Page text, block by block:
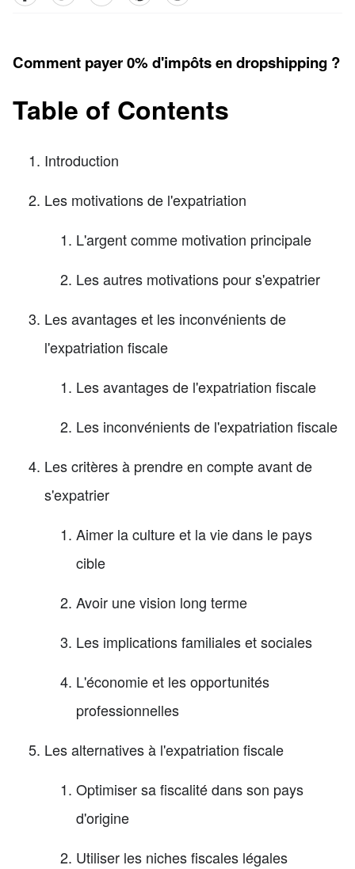
Comment payer 0% d'impôts en dropshipping ?
Table of Contents
Introduction
Les motivations de l'expatriation
L'argent comme motivation principale
Les autres motivations pour s'expatrier
Les avantages et les inconvénients de
l'expatriation fiscale
Les avantages de l'expatriation fiscale
Les inconvénients de l'expatriation fiscale
Les critères à prendre en compte avant de
s'expatrier
Aimer la culture et la vie dans le pays
cible
Avoir une vision long terme
Les implications familiales et sociales
L'économie et les opportunités
professionnelles
Les alternatives à l'expatriation fiscale
Optimiser sa fiscalité dans son pays
d'origine
Utiliser les niches fiscales légales